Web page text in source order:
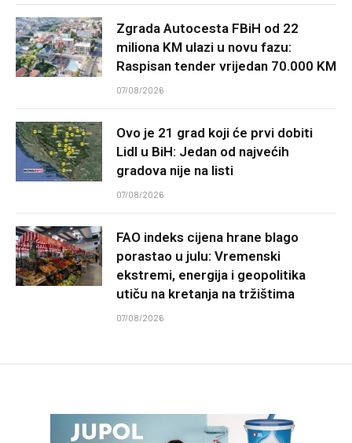
Zgrada Autocesta FBiH od 22
miliona KM ulazi u novu fazu:
Raspisan tender vrijedan 70.000 KM
07/08/2026
Ovo je 21 grad koji će prvi dobiti
Lidl u BiH: Jedan od najvećih
gradova nije na listi
07/08/2026
FAO indeks cijena hrane blago
porastao u julu: Vremenski
ekstremi, energija i geopolitika
utiču na kretanja na tržištima
07/08/2026